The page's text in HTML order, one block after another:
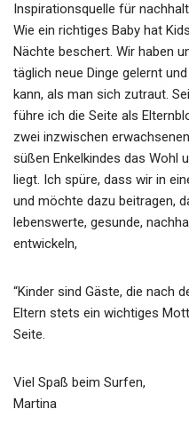
Inspirationsquelle für
Wie ein richtiges Baby hat
Nächte beschert. Wir haben
täglich neue Dinge gelernt
kann, als man sich zutraut.
führe ich die Seite als
zwei inzwischen
süßen Enkelkindes das Wohl
liegt. Ich spüre, dass wir in
und möchte dazu beitragen,
lebenswerte, gesunde,
entwickeln,
“Kinder sind Gäste, die nach
Eltern stets ein wichtiges
Seite.
Viel Spaß beim Surfen,
Martina